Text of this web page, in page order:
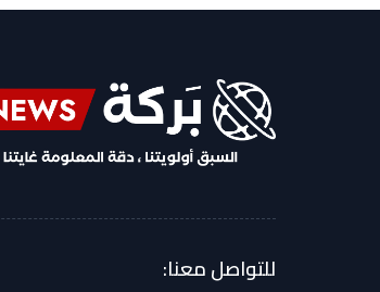
للتواصل معنا: